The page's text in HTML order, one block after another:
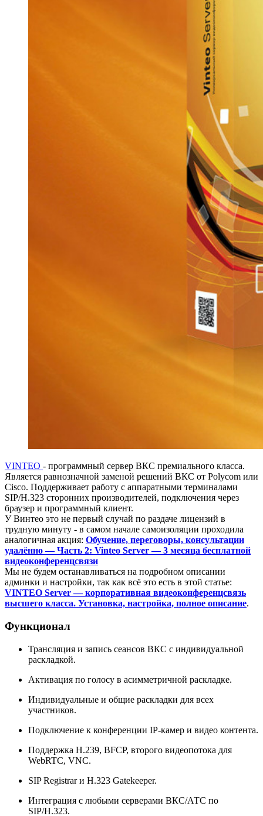
VINTEO - программный сервер ВКС премиального класса.
Является равнозначной заменой решений ВКС от Polycom или
Cisco. Поддерживает работу с аппаратными терминалами
SIP/H.323 сторонних производителей, подключения через
браузер и программный клиент.
У Винтео это не первый случай по раздаче лицензий в
трудную минуту - в самом начале самоизоляции проходила
аналогичная акция: Обучение, переговоры, консультации
удалённо — Часть 2: Vinteo Server — 3 месяца бесплатной
видеоконференцсвязи
Мы не будем останавливаться на подробном описании
админки и настройки, так как всё это есть в этой статье:
VINTEO Server — корпоративная видеоконференцсвязь
высшего класса. Установка, настройка, полное описание.
Функционал
Трансляция и запись сеансов ВКС с индивидуальной
раскладкой.
Активация по голосу в асимметричной раскладке.
Индивидуальные и общие раскладки для всех
участников.
Подключение к конференции IP-камер и видео контента.
Поддержка H.239, BFCP, второго видеопотока для
WebRTC, VNC.
SIP Registrar и H.323 Gatekeeper.
Интеграция с любыми серверами ВКС/АТС по
SIP/H.323.